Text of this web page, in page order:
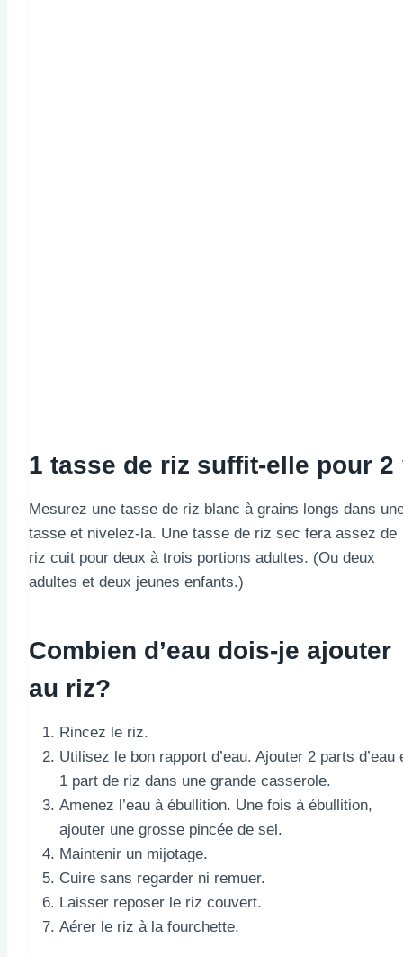
1 tasse de riz suffit-elle pour 2
Mesurez une tasse de riz blanc à grains longs dans
tasse et nivelez-la. Une tasse de riz sec fera assez de
riz cuit pour deux à trois portions adultes. (Ou deux
adultes et deux jeunes enfants.)
Combien d’eau dois-je ajouter
au riz?
Rincez le riz.
Utilisez le bon rapport d’eau. Ajouter 2 parts d’eau
1 part de riz dans une grande casserole.
Amenez l’eau à ébullition. Une fois à ébullition,
ajouter une grosse pincée de sel.
Maintenir un mijotage.
Cuire sans regarder ni remuer.
Laisser reposer le riz couvert.
Aérer le riz à la fourchette.